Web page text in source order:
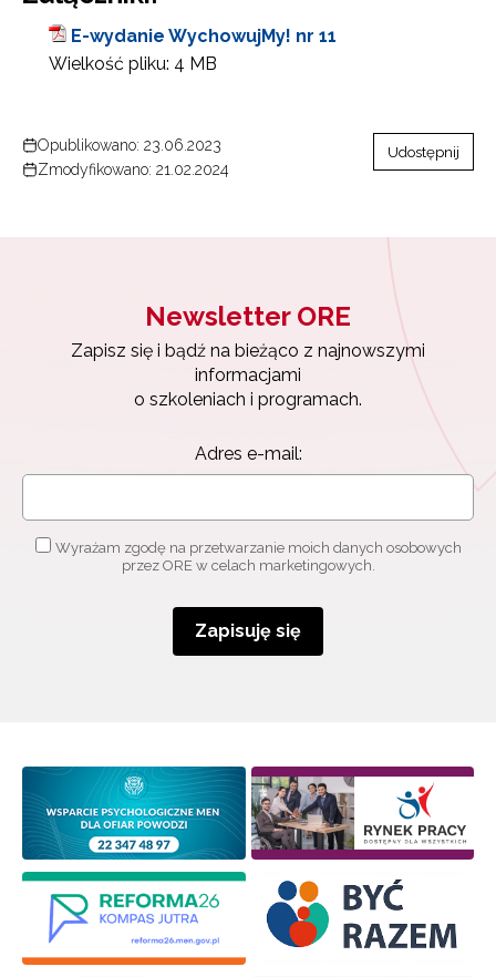
E-wydanie WychowujMy! nr 11
Wielkość pliku: 4 MB
Opublikowano: 23.06.2023
Zmodyfikowano: 21.02.2024
Udostępnij
Newsletter ORE
Zapisz się i bądź na bieżąco z najnowszymi
informacjami
o szkoleniach i programach.
Adres e-mail:
Wyrażam zgodę na przetwarzanie moich danych osobowych
przez ORE w celach marketingowych.
Zapisuję się